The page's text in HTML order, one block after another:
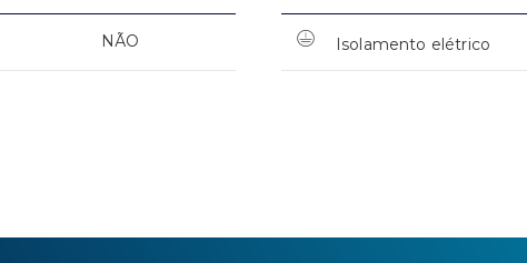
NÃO Isolamento elétrico